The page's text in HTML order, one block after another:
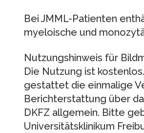
Bei JMML-Patienten
myeloische und
Nutzungshinweis für
Die Nutzung ist
gestattet die einmalige
Berichterstattung über
DKFZ allgemein. Bitte
Universitätsklinikum